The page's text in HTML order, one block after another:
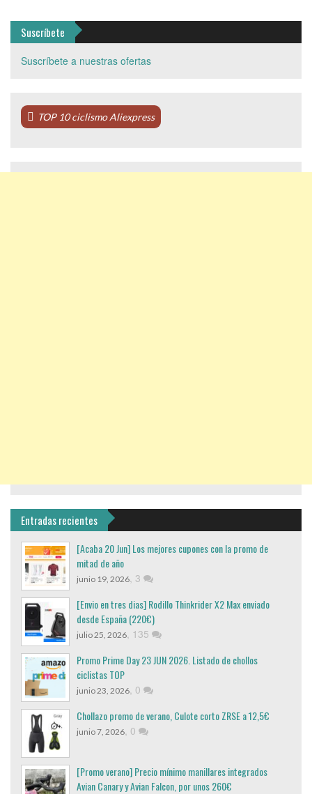
Suscríbete
Suscríbete a nuestras ofertas
TOP 10 ciclismo Aliexpress
Entradas recientes
[Acaba 20 Jun] Los mejores cupones con la promo de
mitad de año
junio 19, 2026, 3
[Envio en tres dias] Rodillo Thinkrider X2 Max enviado
desde España (220€)
julio 25, 2026, 135
Promo Prime Day 23 JUN 2026. Listado de chollos
ciclistas TOP
junio 23, 2026, 0
Chollazo promo de verano, Culote corto ZRSE a 12,5€
junio 7, 2026, 0
[Promo verano] Precio mínimo manillares integrados
Avian Canary y Avian Falcon, por unos 260€